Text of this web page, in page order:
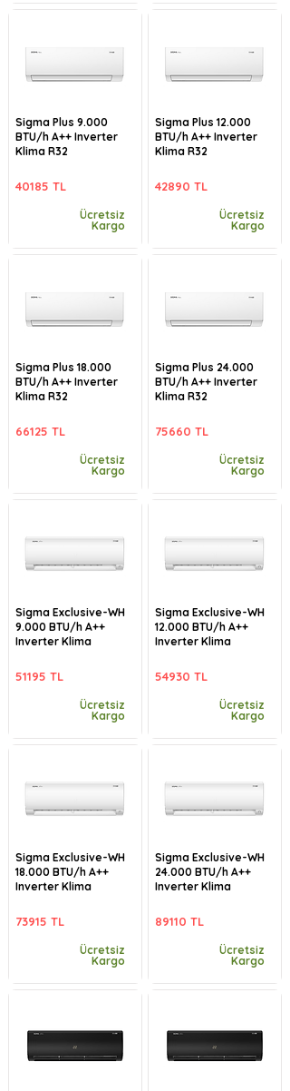
Sigma Plus 9.000
BTU/h A++ Inverter
Klima R32
40185 TL
Ücretsiz
Kargo
Sigma Plus 18.000
BTU/h A++ Inverter
Klima R32
66125 TL
Ücretsiz
Kargo
Sigma Exclusive-WH
9.000 BTU/h A++
Inverter Klima
51195 TL
Ücretsiz
Kargo
Sigma Exclusive-WH
18.000 BTU/h A++
Inverter Klima
73915 TL
Ücretsiz
Kargo
Sigma Plus 12.000
BTU/h A++ Inverter
Klima R32
42890 TL
Ücretsiz
Kargo
Sigma Plus 24.000
BTU/h A++ Inverter
Klima R32
75660 TL
Ücretsiz
Kargo
Sigma Exclusive-WH
12.000 BTU/h A++
Inverter Klima
54930 TL
Ücretsiz
Kargo
Sigma Exclusive-WH
24.000 BTU/h A++
Inverter Klima
89110 TL
Ücretsiz
Kargo